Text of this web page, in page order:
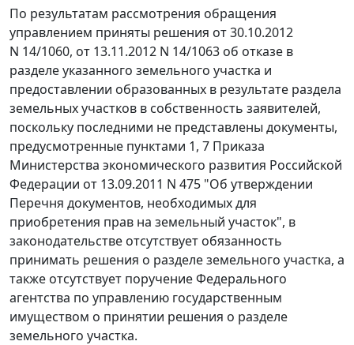
По результатам рассмотрения обращения
управлением приняты решения от 30.10.2012
N 14/1060, от 13.11.2012 N 14/1063 об отказе в
разделе указанного земельного участка и
предоставлении образованных в результате раздела
земельных участков в собственность заявителей,
поскольку последними не представлены документы,
предусмотренные пунктами 1, 7 Приказа
Министерства экономического развития Российской
Федерации от 13.09.2011 N 475 "Об утверждении
Перечня документов, необходимых для
приобретения прав на земельный участок", в
законодательстве отсутствует обязанность
принимать решения о разделе земельного участка, а
также отсутствует поручение Федерального
агентства по управлению государственным
имуществом о принятии решения о разделе
земельного участка.